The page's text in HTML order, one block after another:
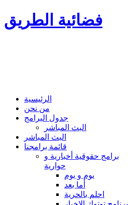
فضائية الطريق
الرئيسية
من نحن
جدول البرامج
البث المباشر
البث المباشر
قائمة برامجنا
برامج حقوقية أخبارية و
حوارية
يوم و يوم
أما بعد
احلم بالحرية